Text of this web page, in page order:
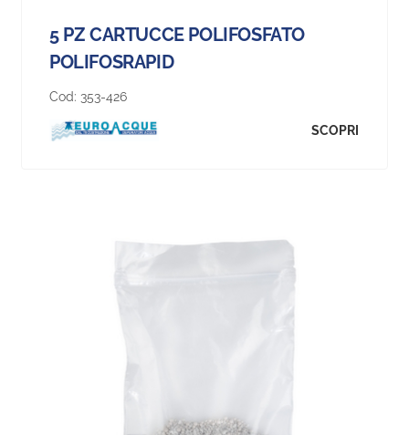
5 PZ CARTUCCE POLIFOSFATO
POLIFOSRAPID
Cod: 353-426
SCOPRI